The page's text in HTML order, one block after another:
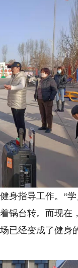
指导工作。“学
锅台转。而现在
已经变成了健身